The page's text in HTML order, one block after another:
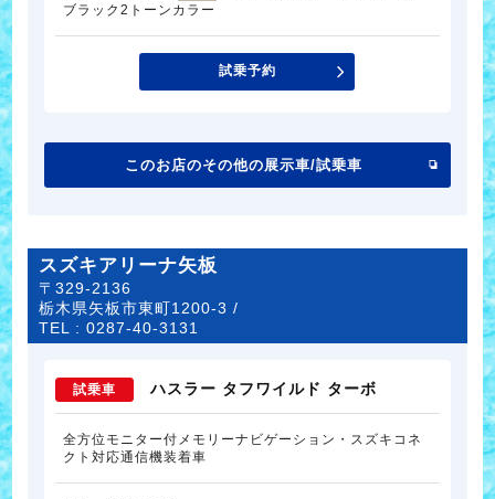
ブラック2トーンカラー
試乗予約
このお店のその他の展示車/試乗車
スズキアリーナ矢板
〒329-2136
栃木県矢板市東町1200-3 /
TEL :0287-40-3131
試乗車 ハスラー タフワイルド ターボ
全方位モニター付メモリーナビゲーション・スズキコネ
クト対応通信機装着車